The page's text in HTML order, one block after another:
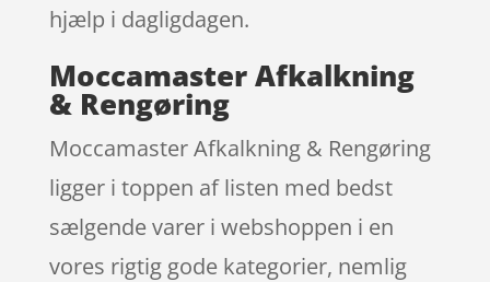
hjælp i dagligdagen.
Moccamaster Afkalkning
& Rengøring
Moccamaster Afkalkning & Rengøring
ligger i toppen af listen med bedst
sælgende varer i webshoppen i en
vores rigtig gode kategorier, nemlig